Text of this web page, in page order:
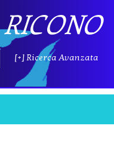
[+] Ricerca Avanzata